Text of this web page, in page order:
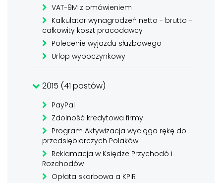
VAT-9M z omówieniem
Kalkulator wynagrodzeń netto - brutto -
całkowity koszt pracodawcy
Polecenie wyjazdu służbowego
Urlop wypoczynkowy
2015 (41 postów)
PayPal
Zdolność kredytowa firmy
Program Aktywizacja wyciąga rękę do
przedsiębiorczych Polaków
Reklamacja w Księdze Przychodó i
Rozchodów
Opłata skarbowa a KPiR